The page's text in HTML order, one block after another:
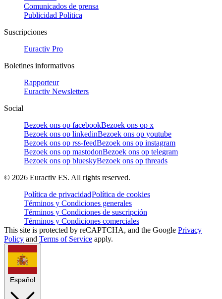
Comunicados de prensa
Publicidad Politica
Suscripciones
Euractiv Pro
Boletines informativos
Rapporteur
Euractiv Newsletters
Social
Bezoek ons op facebookBezoek ons op x
Bezoek ons op linkedinBezoek ons op youtube
Bezoek ons op rss-feedBezoek ons op instagram
Bezoek ons op mastodonBezoek ons op telegram
Bezoek ons op blueskyBezoek ons op threads
© 2026 Euractiv ES. All rights reserved.
Política de privacidadPolítica de cookies
Términos y Condiciones generales
Términos y Condiciones de suscripción
Términos y Condiciones comerciales
This site is protected by reCAPTCHA, and the Google Privacy
Policy and Terms of Service apply.
Español